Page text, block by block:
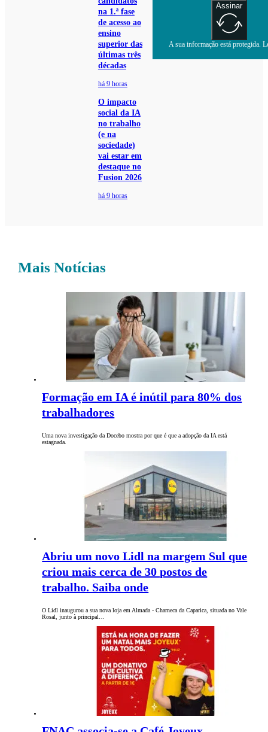
na 1.ª fase
de acesso ao
ensino
superior das
últimas três
décadas
há 9 horas
O impacto
social da IA
no trabalho
(e na
sociedade)
vai estar em
destaque no
Fusion 2026
há 9 horas
Assinar
A sua informação está protegida.
Mais Notícias
Formação em IA é inútil para 80% dos
trabalhadores
Uma nova investigação da Docebo mostra por que é que a adopção da IA ​​está
estagnada.
Abriu um novo Lidl na margem Sul que
criou mais cerca de 30 postos de
trabalho. Saiba onde
O Lidl inaugurou a sua nova loja em Almada - Charneca da Caparica, situada no Vale
Rosal, junto à principal…